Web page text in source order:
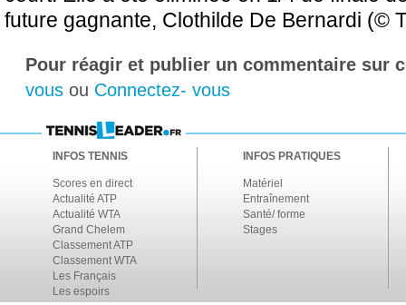
future gagnante, Clothilde De Bernardi (©
Pour réagir et publier un commentaire sur
vous ou Connectez- vous
INFOS TENNIS
Scores en direct
Actualité ATP
Actualité WTA
Grand Chelem
Classement ATP
Classement WTA
Les Français
Les espoirs
INFOS PRATIQUES
Matériel
Entraînement
Santé/ forme
Stages